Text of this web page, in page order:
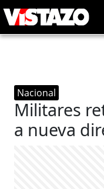
Nacional
Militares
a nueva